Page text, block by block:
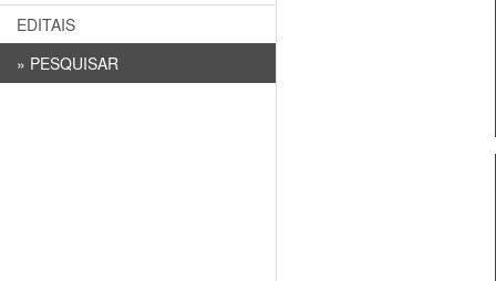
EDITAIS
» PESQUISAR